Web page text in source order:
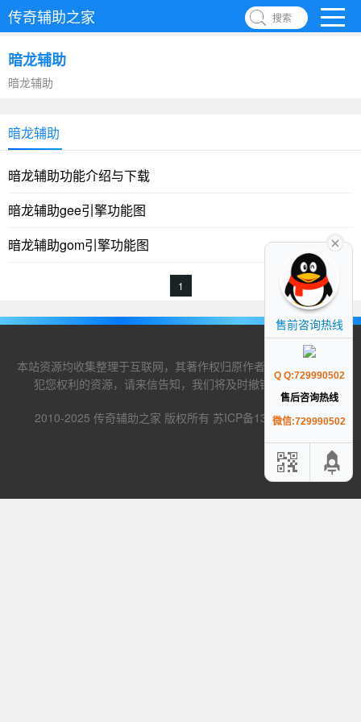
传奇辅助之家 搜索
暗龙辅助
暗龙辅助
暗龙辅助
暗龙辅助功能介绍与下载
暗龙辅助gee引擎功能图
暗龙辅助gom引擎功能图
1
本站资源均收集整理于互联网，其著作权归原作者所有，如果有侵
犯您权利的资源，请来信告知，我们将及时撤销相应资源。
2010-2025 传奇辅助之家 版权所有 苏ICP备13043832号-4
售前咨询热线
Q Q:729990502
售后咨询热线
微信:729990502